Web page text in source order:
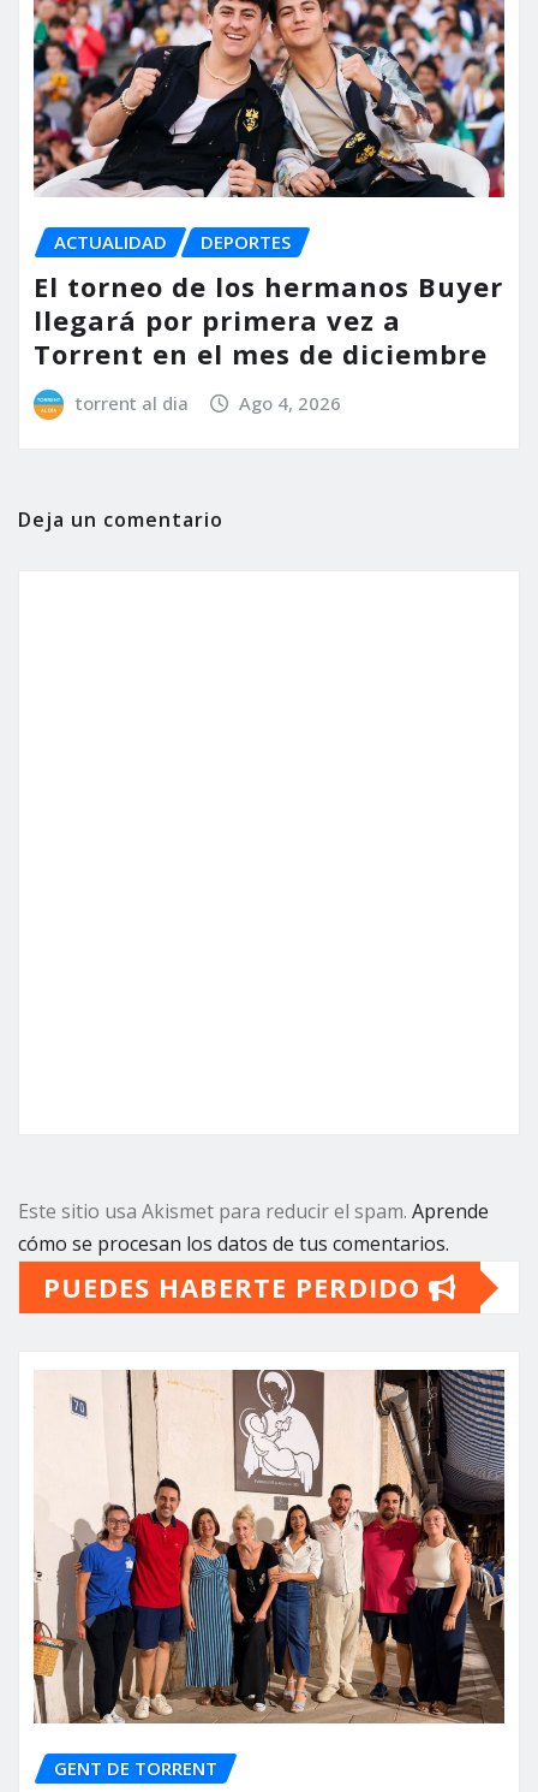
ACTUALIDAD DEPORTES
El torneo de los hermanos Buyer
llegará por primera vez a
Torrent en el mes de diciembre
torrent al dia Ago 4, 2026
Deja un comentario
Este sitio usa Akismet para reducir el spam. Aprende
cómo se procesan los datos de tus comentarios.
PUEDES HABERTE PERDIDO
GENT DE TORRENT